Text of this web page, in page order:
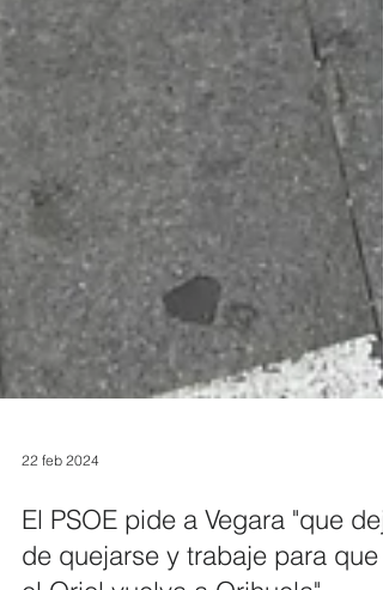
22 feb 2024
El PSOE pide a Vegara "que deje